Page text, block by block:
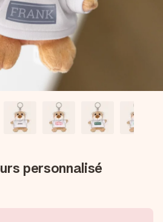
ou un message qui touche le cœur.
tout l’amour pour le moment idéal.
personnalisé